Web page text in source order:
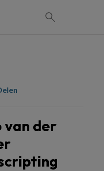
van der